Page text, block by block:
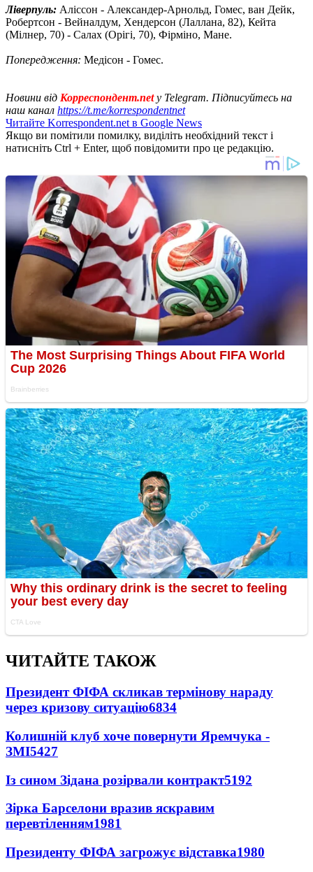
Ліверпуль: Аліссон - Александер-Арнольд, Гомес, ван Дейк,
Робертсон - Вейналдум, Хендерсон (Лаллана, 82), Кейта
(Мілнер, 70) - Салах (Орігі, 70), Фірміно, Мане.
Попередження: Медісон - Гомес.
Новини від Корреспондент.netу Telegram. Підписуйтесь на
наш канал https://t.me/korrespondentnet
Читайте Korrespondent.net в Google News
Якщо ви помітили помилку, виділіть необхідний текст і
натисніть Ctrl + Enter, щоб повідомити про це редакцію.
ЧИТАЙТЕ ТАКОЖ
Президент ФІФА скликав термінову нараду
через кризову ситуацію6834
Колишній клуб хоче повернути Яремчука -
ЗМІ5427
Із сином Зідана розірвали контракт5192
Зірка Барселони вразив яскравим
перевтіленням1981
Президенту ФІФА загрожує відставка1980